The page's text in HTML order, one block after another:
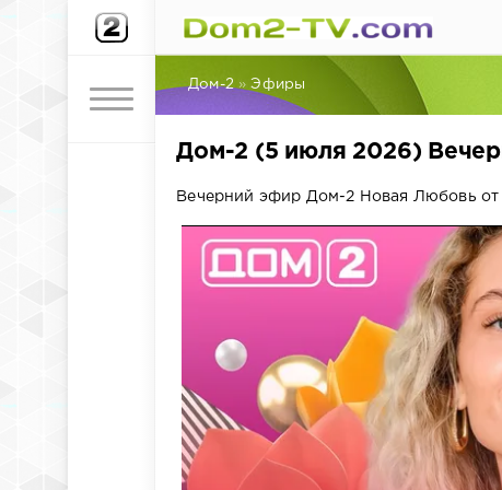
Дом-2 »Эфиры
Дом-2 (5 июля 2026)
Вечерний эфир Дом-2 Новая Любовь от